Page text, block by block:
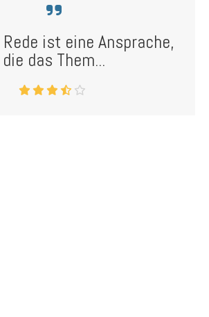
ist eine Ansprache,
die das Them...